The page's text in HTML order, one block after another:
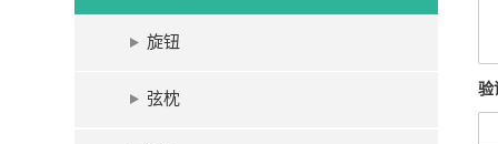
旋钮
弦枕
验